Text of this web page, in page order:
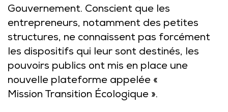
Gouvernement. Conscient que les
entrepreneurs, notamment des petites
structures, ne connaissent pas forcément
les dispositifs qui leur sont destinés, les
pouvoirs publics ont mis en place une
nouvelle plateforme appelée «
Mission Transition Écologique ».